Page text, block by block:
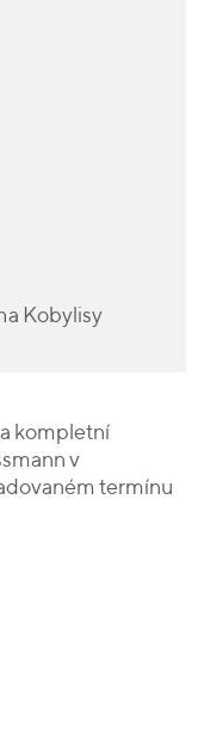
Kobylisy
kompletní
v
termínu